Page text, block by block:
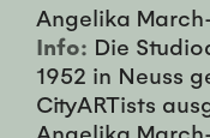
Angelika
Info: Die
1952 in Neuss
CityARTists
Angelika